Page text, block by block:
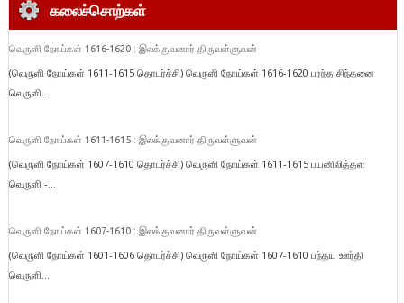
கலைச்சொற்கள்
வெருளி நோய்கள் 1616-1620 : இலக்குவனார் திருவள்ளுவன்
(வெருளி நோய்கள் 1611-1615 தொடர்ச்சி) வெருளி நோய்கள் 1616-1620 பரந்த சிந்தனை
வெருளி...
வெருளி நோய்கள் 1611-1615 : இலக்குவனார் திருவள்ளுவன்
(வெருளி நோய்கள் 1607-1610 தொடர்ச்சி) வெருளி நோய்கள் 1611-1615 பயனிலித்தள
வெருளி -...
வெருளி நோய்கள் 1607-1610 : இலக்குவனார் திருவள்ளுவன்
(வெருளி நோய்கள் 1601-1606 தொடர்ச்சி) வெருளி நோய்கள் 1607-1610 பந்தய ஊர்தி
வெருளி...